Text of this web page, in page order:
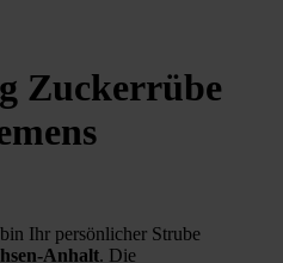
Zuckerrübe
Ihr persönlicher Strube
Anhalt. Die